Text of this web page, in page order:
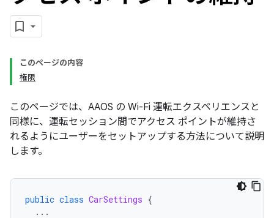
このページの内容
権限
このページでは、AAOS の Wi-Fi 運転エクスペリエンスと
同様に、運転セッション間でアクセス ポイントが維持さ
れるようにユーザーをセットアップする方法について説明
します。
public class CarSettings {
...